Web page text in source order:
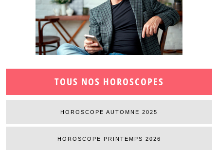
TOUS NOS HOROSCOPES
HOROSCOPE AUTOMNE 2025
HOROSCOPE PRINTEMPS 2026